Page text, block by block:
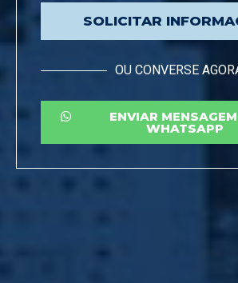
SOLICITAR
OU CONVERSE
ENVIAR
WHATSAPP